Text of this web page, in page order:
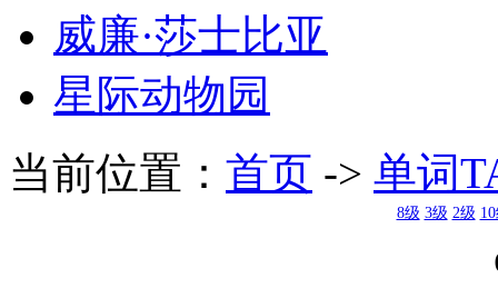
威廉·莎士比亚
星际动物园
当前位置： 首页 -> 单词
8级 3级 2级